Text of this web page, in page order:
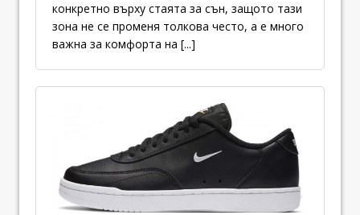
конкретно върху стаята за сън, защото тази
зона не се променя толкова често, а е много
важна за комфорта на [...]